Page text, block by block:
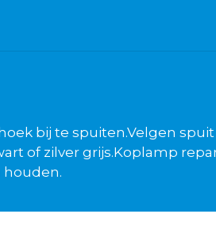
bij te spuiten.Velgen
of zilver grijs.Koplamp